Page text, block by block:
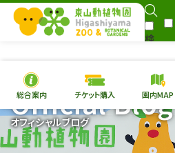
検
総合案内 チケット購入 園内MAP
オフィシャルブログ
Official Blog